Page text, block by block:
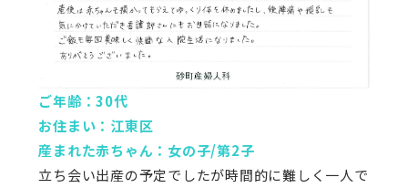
ご年齢：30代
お住まい：江東区
産まれた赤ちゃん：女の子/第2子
立ち会い出産の予定でしたが時間的に難しく一人で